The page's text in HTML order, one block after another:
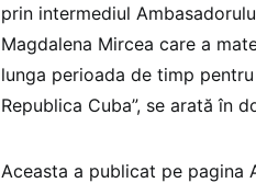
prin intermediul
Magdalena Mircea care a
lunga perioada de timp
Republica Cuba”, se arată în
Aceasta a publicat pe